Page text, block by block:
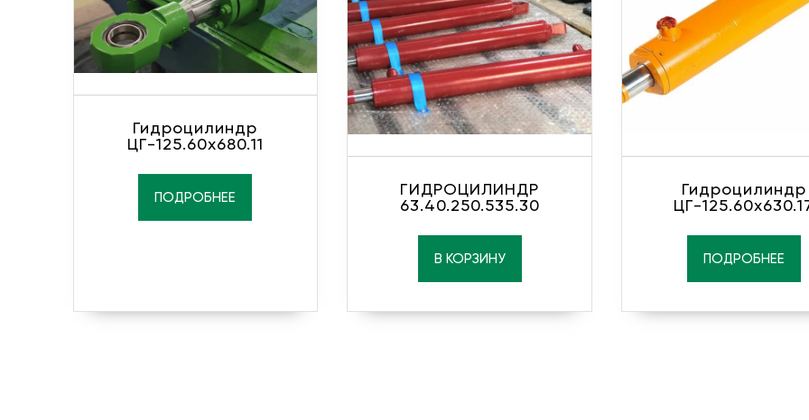
Гидроцилиндр
ЦГ-125.60х680.11
ПОДРОБНЕЕ
ГИДРОЦИЛИНДР
63.40.250.535.30
В КОРЗИНУ
Гидроцилиндр
ЦГ-
ПОДРОБНЕЕ